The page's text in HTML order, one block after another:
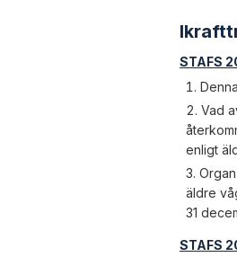
STAFS
Vad
enligt
äldre
31
STAFS